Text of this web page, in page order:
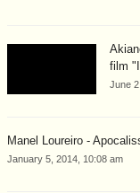
film
June
Manel Loureiro -
January 5, 2014, 10:08 am